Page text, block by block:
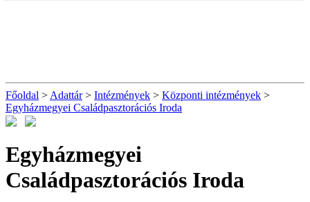
Főoldal > Adattár> Intézmények > Központi intézmények >
Egyházmegyei Családpasztorációs Iroda
Egyházmegyei
Családpasztorációs Iroda